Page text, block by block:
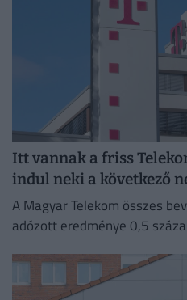
Itt vannak a friss
indul neki a következő
A Magyar Telekom összes
adózott eredménye 0,5